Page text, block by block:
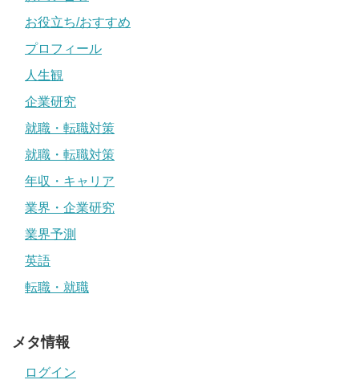
お役立ち/おすすめ
プロフィール
人生観
企業研究
就職・転職対策
就職・転職対策
年収・キャリア
業界・企業研究
業界予測
英語
転職・就職
メタ情報
ログイン